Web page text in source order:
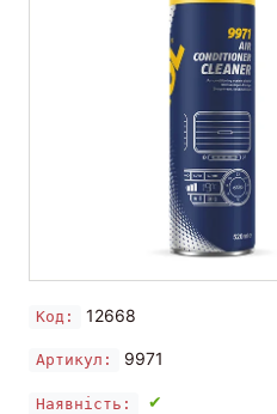
Код: 12668
Артикул: 9971
Наявність: ✔